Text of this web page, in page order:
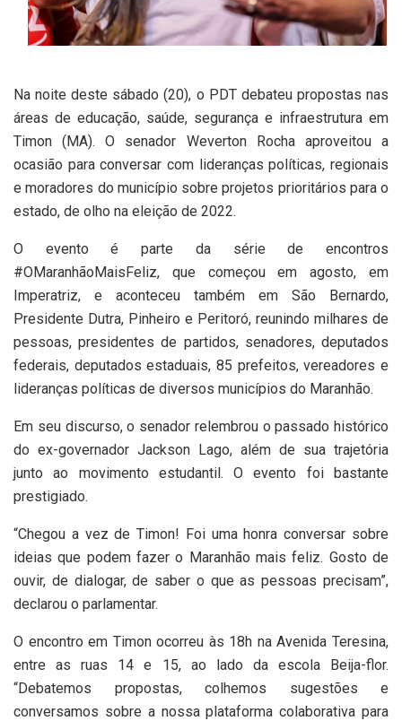
Na noite deste sábado (20), o PDT debateu propostas nas
áreas de educação, saúde, segurança e infraestrutura em
Timon (MA). O senador Weverton Rocha aproveitou a
ocasião para conversar com lideranças políticas, regionais
e moradores do município sobre projetos prioritários para o
estado, de olho na eleição de 2022.
O evento é parte da série de encontros
#OMaranhãoMaisFeliz, que começou em agosto, em
Imperatriz, e aconteceu também em São Bernardo,
Presidente Dutra, Pinheiro e Peritoró, reunindo milhares de
pessoas, presidentes de partidos, senadores, deputados
federais, deputados estaduais, 85 prefeitos, vereadores e
lideranças políticas de diversos municípios do Maranhão.
Em seu discurso, o senador relembrou o passado histórico
do ex-governador Jackson Lago, além de sua trajetória
junto ao movimento estudantil. O evento foi bastante
prestigiado.
“Chegou a vez de Timon! Foi uma honra conversar sobre
ideias que podem fazer o Maranhão mais feliz. Gosto de
ouvir, de dialogar, de saber o que as pessoas precisam”,
declarou o parlamentar.
O encontro em Timon ocorreu às 18h na Avenida Teresina,
entre as ruas 14 e 15, ao lado da escola Beija-flor.
“Debatemos propostas, colhemos sugestões e
conversamos sobre a nossa plataforma colaborativa para